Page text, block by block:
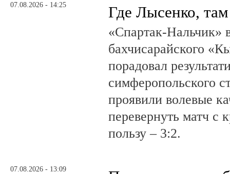
07.08.2026 - 14:25 Где Лысенко,
«Спартак-Нальчик»
бахчисарайского
порадовал
симферопольского
проявили волевые
перевернуть матч с
пользу – 3:2.
07.08.2026 - 13:09